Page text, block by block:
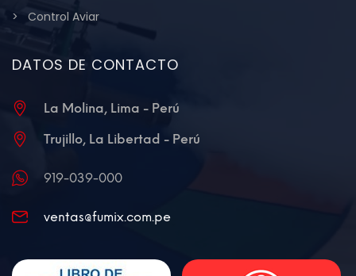
Control Aviar
DATOS DE CONTACTO
La Molina, Lima - Perú
Trujillo, La Libertad - Perú
919-039-000
ventas@fumix.com.pe